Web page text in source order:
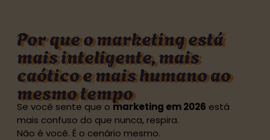
Por que o marketing está
mais inteligente, mais
caótico e mais humano ao
mesmo tempo
Se você sente que o marketing em 2026 está
mais confuso do que nunca, respira.
Não é você. É o cenário mesmo.